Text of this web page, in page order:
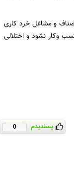
و مشاغل خرد کاری
وکار نشود و اختلالی
پسندیدم 0